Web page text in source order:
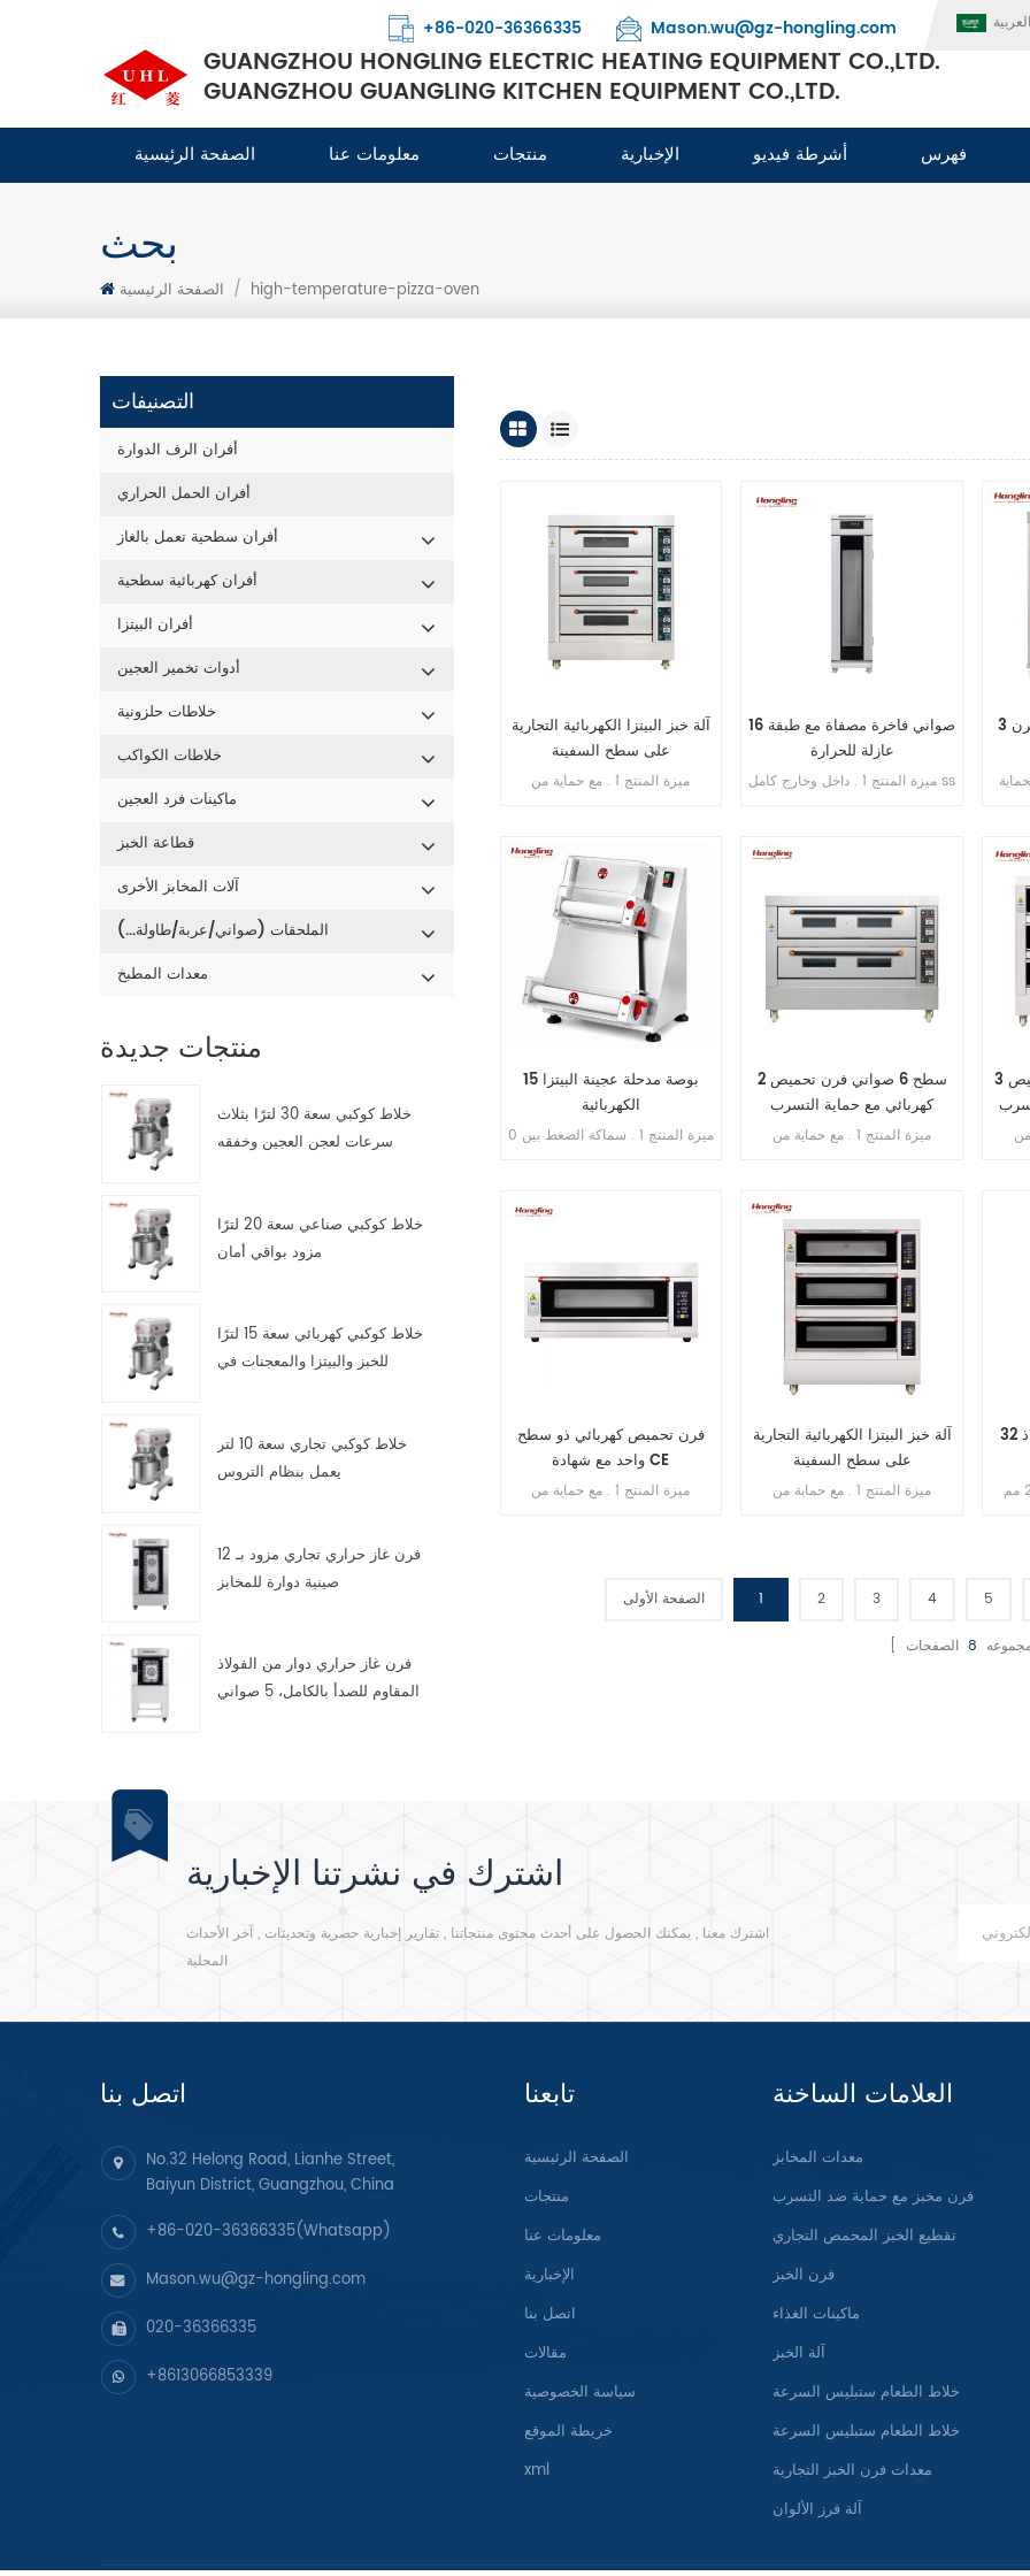
العربية +86-020-36366335 Mason.wu@gz-hongling.com
GUANGZHOU HONGLING ELECTRIC HEATING EQUIPMENT CO.,LTD.
GUANGZHOU GUANGLING KITCHEN EQUIPMENT CO.,LTD.
الصفحة الرئيسية معلومات عنا منتجات الإخبارية أشرطة فيديو فهرس
بحث
الصفحة الرئيسية / high-temperature-pizza-oven
التصنيفات
أفران الرف الدوارة
أفران الحمل الحراري
أفران سطحية تعمل بالغاز
أفران كهربائية سطحية
أفران البيتزا
أدوات تخمير العجين
خلاطات حلزونية
خلاطات الكواكب
ماكينات فرد العجين
قطاعة الخبز
آلات المخابز الأخرى
الملحقات (صواني/عربة/طاولة...)
معدات المطبخ
منتجات جديدة
خلاط كوكبي سعة 30 لترًا بثلاث
سرعات لعجن العجين وخفقه
خلاط كوكبي صناعي سعة 20 لترًا
مزود بواقي أمان
خلاط كوكبي كهربائي سعة 15 لترًا
للخبز والبيتزا والمعجنات في
خلاط كوكبي تجاري سعة 10 لتر
يعمل بنظام التروس
فرن غاز حراري تجاري مزود بـ 12
صينية دوارة للمخابز
فرن غاز حراري دوار من الفولاذ
المقاوم للصدأ بالكامل، 5 صواني
آلة خبز البيتزا الكهربائية التجارية
على سطح السفينة
ميزة المنتج 1 . مع حماية من
الزائدة / الحمل الزائد . 4 . مع
التحكم في المؤقت .
16 صواني فاخرة مصفاة مع طبقة
عازلة للحرارة
ميزة المنتج 1 . داخل وخارج كامل ss
شاشة رقمية للتحكم بالحاسوب
6 . مروحة دائرية مدمجة 7 . مسافة
قابلة للتعديل من الدرج إلى الدرج
3 طوابق تجارية 6 صواني فرن
15 بوصة مدحلة عجينة البيتزا
الكهربائية
ميزة المنتج 1 . سماكة الضغط بين 0
قطر 100-400 مم (3-15 ' ') 4 .
كامل SS . 304 من الداخل والخارج
2 سطح 6 صواني فرن تحميص
كهربائي مع حماية التسرب
ميزة المنتج 1 . مع حماية من
3 طوابق 9 صواني فرن تحميص
من
فرن تحميص كهربائي ذو سطح
واحد مع شهادة CE
ميزة المنتج 1 . مع حماية من
آلة خبز البيتزا الكهربائية التجارية
على سطح السفينة
ميزة المنتج 1 . مع حماية من
32 صينية فرن دوار من الفولاذ
مقاس 600 * 1700 * 250 مم
الصفحة الأولى 1 2 3 4 5
مجموعه 8
اشترك في نشرتنا الإخبارية
اشترك معنا , يمكنك الحصول على أحدث محتوى منتجاتنا , تقارير إخبارية حصرية وتحديثات , آخر الأحداث
المحلية
اتصل بنا
No.32 Helong Road, Lianhe Street,
Baiyun District, Guangzhou, China
+86-020-36366335(Whatsapp)
Mason.wu@gz-hongling.com
020-36366335
+8613066853339
تابعنا
الصفحة الرئيسية
منتجات
معلومات عنا
الإخبارية
اتصل بنا
مقالات
سياسة الخصوصية
خريطة الموقع
xml
العلامات الساخنة
معدات المخابز
فرن مخبز مع حماية ضد التسرب
تقطيع الخبز المحمص التجاري
فرن الخبز
ماكينات الغذاء
آلة الخبز
خلاط الطعام ستبليس السرعة
خلاط الطعام ستبليس السرعة
معدات فرن الخبز التجارية
آلة فرز الألوان